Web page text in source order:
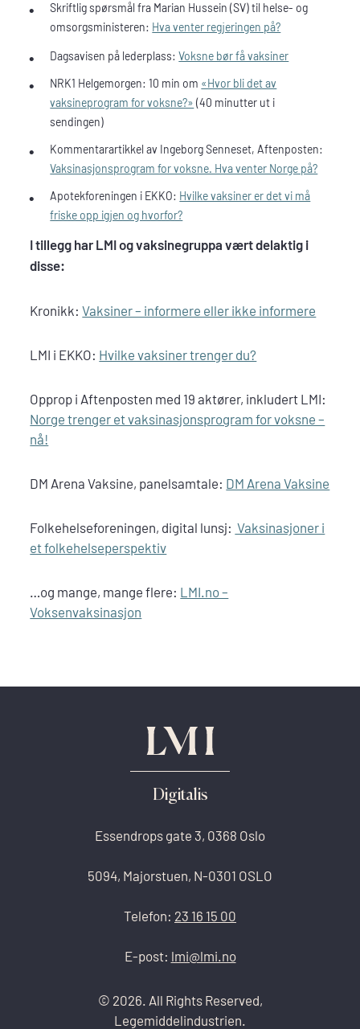
Skriftlig spørsmål fra Marian Hussein (SV) til helse- og
omsorgsministeren: Hva venter regjeringen på?
Dagsavisen på lederplass:Voksne bør få vaksiner
NRK1 Helgemorgen: 10 min om «Hvor bli det av
vaksineprogram for voksne?» (40 minutter ut i
sendingen)
Kommentarartikkel av Ingeborg Senneset, Aftenposten:
Vaksinasjonsprogram for voksne. Hva venter Norge på?
Apotekforeningen i EKKO: Hvilke vaksiner er det vi må
friske opp igjen og hvorfor?
I tillegg har LMI og vaksinegruppa vært delaktig i
disse:
Kronikk:Vaksiner – informere eller ikke informere
LMI i EKKO: Hvilke vaksiner trenger du?
Opprop i Aftenposten med 19 aktører, inkludert LMI:
Norge trenger et vaksinasjonsprogram for voksne –
nå!
DM Arena Vaksine, panelsamtale: DM Arena Vaksine
Folkehelseforeningen, digital lunsj: Vaksinasjoner i
et folkehelseperspektiv
…og mange, mange flere: LMI.no –
Voksenvaksinasjon
Digitalis
Essendrops gate 3, 0368 Oslo
5094, Majorstuen, N-0301 OSLO
Telefon: 23 16 15 00
E-post: lmi@lmi.no
© 2026. All Rights Reserved,
Legemiddelindustrien.